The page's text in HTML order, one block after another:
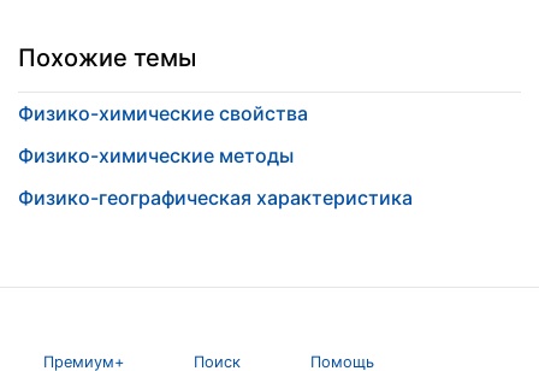
Похожие темы
Физико-химические свойства
Физико-химические методы
Физико-географическая характеристика
Премиум+ Поиск Помощь